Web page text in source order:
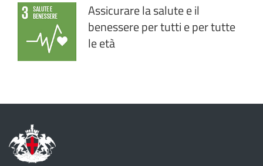
Assicurare la salute e il
benessere per tutti e per tutte
le età